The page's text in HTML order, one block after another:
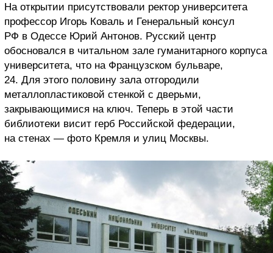
На открытии присутствовали ректор университета
профессор Игорь Коваль и Генеральный консул
РФ в Одессе Юрий Антонов. Русский центр
обосновался в читальном зале гуманитарного корпуса
университета, что на Французском бульваре,
24. Для этого половину зала отгородили
металлопластиковой стенкой с дверьми,
закрывающимися на ключ. Теперь в этой части
библиотеки висит герб Российской федерации,
на стенах — фото Кремля и улиц Москвы.